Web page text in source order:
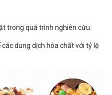
trong quá trình nghiên cứu.
các dung dịch hóa chất với tỷ lệ